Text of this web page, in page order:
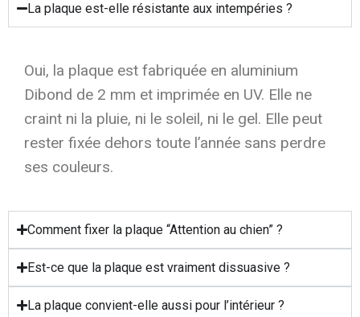
La plaque est-elle résistante aux intempéries ?
Oui, la plaque est fabriquée en aluminium
Dibond de 2 mm et imprimée en UV. Elle ne
craint ni la pluie, ni le soleil, ni le gel. Elle peut
rester fixée dehors toute l’année sans perdre
ses couleurs.
Comment fixer la plaque “Attention au chien” ?
Est-ce que la plaque est vraiment dissuasive ?
La plaque convient-elle aussi pour l’intérieur ?